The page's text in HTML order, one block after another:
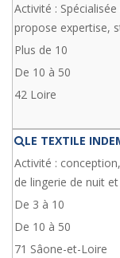
Activité :
propose expertise,
Plus de 10
De 10 à 50
42 Loire
LE TEXTILE
Activité :
de lingerie de nuit
De 3 à 10
De 10 à 50
71 Sâone-et-Loire